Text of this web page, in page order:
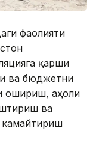
фаолияти
қарши
ва бюджетни
ошириш, аҳоли
ва
камайтириш